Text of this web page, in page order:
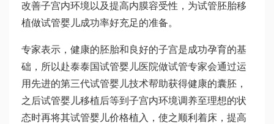
改善子宫内环境以及提高内膜容受性，为试管胚胎移
植做试管婴儿成功率好充足的准备。
专家表示，健康的胚胎和良好的子宫是成功孕育的基
础，所以赴泰泰国试管婴儿医院做试管专家会通过运
用先进的第三代试管婴儿技术帮助获得健康的囊胚，
之后试管婴儿移植后等到子宫内环境调养至理想的状
态时再将其试管婴儿价格植入，使之顺利着床，提高